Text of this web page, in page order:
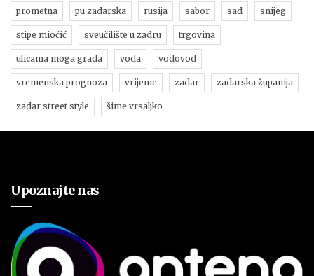
prometna pu zadarska rusija sabor sad snijeg
stipe miočić sveučilište u zadru trgovina
ulicama moga grada voda vodovod
vremenska prognoza vrijeme zadar zadarska županija
zadar street style šime vrsaljko
Upoznajte nas